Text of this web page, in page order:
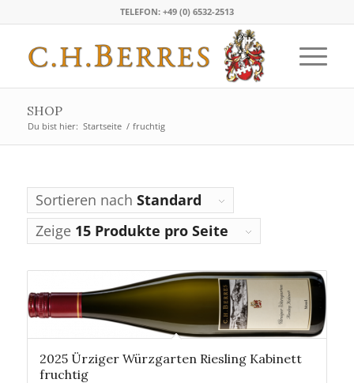
TELEFON: +49 (0) 6532-2513
SHOP
Du bist hier: Startseite / fruchtig
Sortieren nach Standard
Zeige 15 Produkte pro Seite
2025 Ürziger Würzgarten Riesling Kabinett
fruchtig